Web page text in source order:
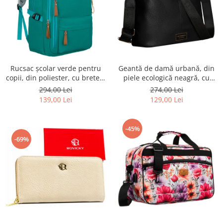
Rucsac școlar verde pentru
copii, din poliester, cu bretele
reglabile - Peterson PTR-PTN
BHX-01-9259 Gree
294,00 Lei
139,00 Lei
Geantă de damă urbană, din
piele ecologică neagră, cu
curea reglabilă - Peterson
PTR-PTN JK6-06-6642
274,00 Lei
129,00 Lei
-69%
-45%